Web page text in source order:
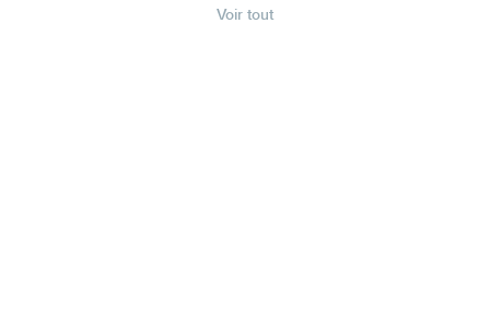
Voir tout